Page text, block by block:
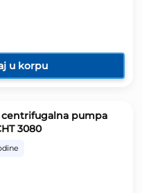
u korpu
centrifugalna pumpa
3080